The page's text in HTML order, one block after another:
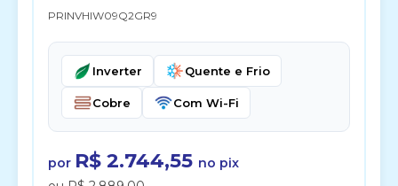
PRINVHIW09Q2GR9
Inverter Quente e Frio
Cobre Com Wi-Fi
por R$ 2.744,55 no pix